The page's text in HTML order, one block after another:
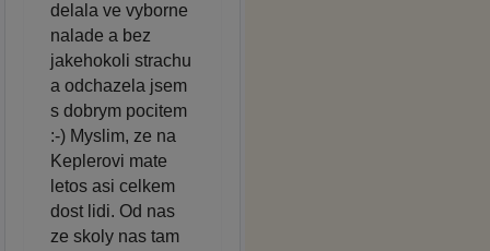
delala ve vyborne
nalade a bez
jakehokoli strachu
a odchazela jsem
s dobrym pocitem
:-) Myslim, ze na
Keplerovi mate
letos asi celkem
dost lidi. Od nas
ze skoly nas tam